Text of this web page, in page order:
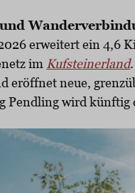
erweitert ein 4,6
im Kufsteinerland
eröffnet neue,
Pendling wird